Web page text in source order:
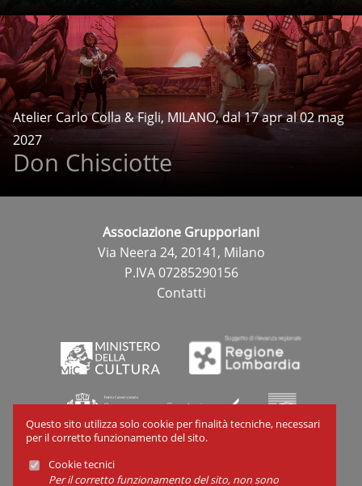
Atelier Carlo Colla & Figli, MILANO, dal 17 apr al 02 mag
2027
Don Chisciotte
Associazione Grupporiani
Via Neera 24, 20141, Milano
P.IVA 07285290156
Contatti
Cookies
Questo sito utilizza solo cookie per finalità tecniche, necessari
per il corretto funzionamento del sito.
Cookie tecnici
Per il corretto funzionamento del sito, non sono